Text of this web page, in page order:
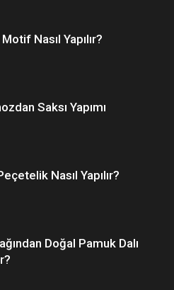
Nasıl Yapılır?
Saksı Yapımı
Nasıl Yapılır?
Doğal Pamuk Dalı